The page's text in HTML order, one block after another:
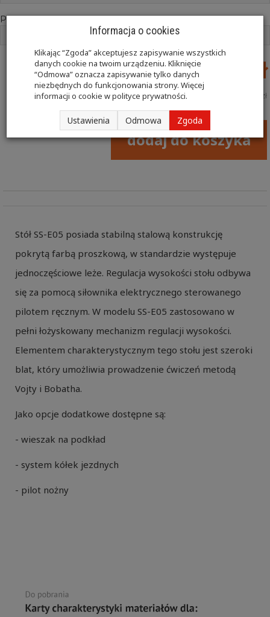
Pilot nożny
6 912,00 zł
6 400,00 zł
dodaj do koszyka
Stół SS-E05 posiada stabilną stalową konstrukcję
pokrytą farbą proszkową, w standardzie występuje
jednoczęściowe leże. Regulacja wysokości stołu odbywa
się za pomocą siłownika elektrycznego sterowanego
pilotem ręcznym. W modelu SS-E05 zastosowano w
pełni łożyskowany mechanizm regulacji wysokości.
Elementem charakterystycznym tego stołu jest szeroki
blat, który umożliwia prowadzenie ćwiczeń metodą
Vojty i Bobatha.
Jako opcje dodatkowe dostępne są:
- wieszak na podkład
- system kółek jezdnych
- pilot nożny
Informacja o cookies
Klikając “Zgoda” akceptujesz zapisywanie wszystkich
danych cookie na twoim urządzeniu. Kliknięcie
“Odmowa” oznacza zapisywanie tylko danych
niezbędnych do funkcjonowania strony. Więcej
informacji o cookie wpolityce prywatności.
Ustawienia Odmowa Zgoda